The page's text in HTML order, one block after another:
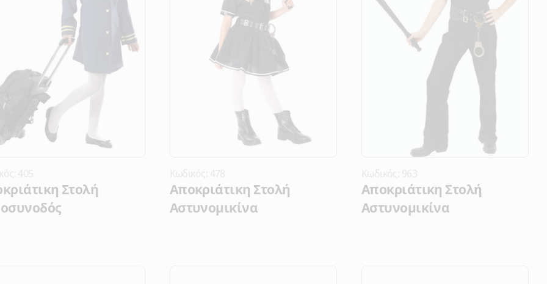
405
Στολή
Κωδικός: 478
Αποκριάτικη Στολή
Αστυνομικίνα
Κωδικός: 963
Αποκριάτικη Στολή
Αστυνομικίνα